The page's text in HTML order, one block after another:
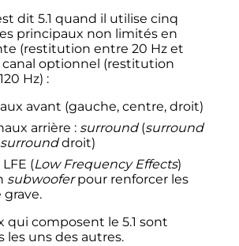
dit 5.1 quand il utilise cinq
principaux non limités en
(restitution entre 20 Hzet
canal optionnel (restitution
120 Hz) :
avant (gauche, centre, droit)
arrière : surround(surround
surrounddroit)
(Low Frequency Effects)
subwooferpour renforcer les
grave.
qui composent le 5.1 sont
les uns des autres.